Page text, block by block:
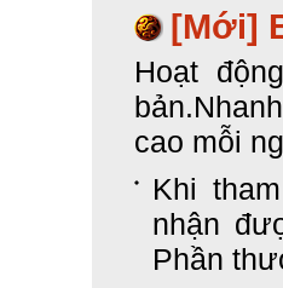
[Mới]
Hoạt
cao mỗi
Khi
nhận
Phần